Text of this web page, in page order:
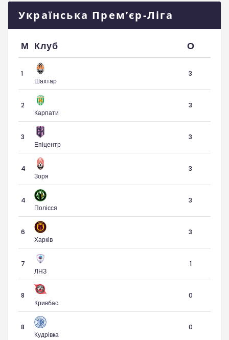
Українська Прем’єр-Ліга
М Клуб О
1
Шахтар
3
2
Карпати
3
3
Епіцентр
3
4
Зоря
3
4
Полісся
3
6
Харків
3
7
ЛНЗ
1
8
Кривбас
0
8
Кудрівка
0